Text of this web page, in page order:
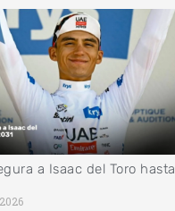
a Isaac del Toro hasta